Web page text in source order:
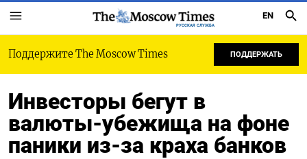
РУССКАЯ СЛУЖБА
EN
Поддержите The Moscow Times ПОДДЕРЖАТЬ
Инвесторы бегут в
валюты-убежища на фоне
паники из-за краха банков